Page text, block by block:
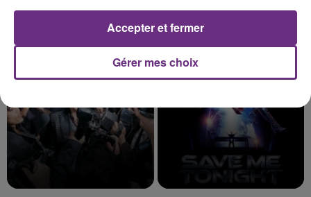
fermer ses portes.
TITRES DIFFUSÉS
8h00
8h00
Gérer mes choix
Accepter et fermer